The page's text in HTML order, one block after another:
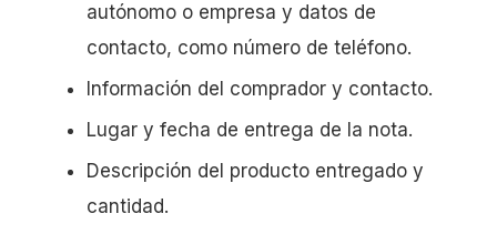
autónomo o empresa y datos de
contacto, como número de teléfono.
Información del comprador y contacto.
Lugar y fecha de entrega de la nota.
Descripción del producto entregado y
cantidad.